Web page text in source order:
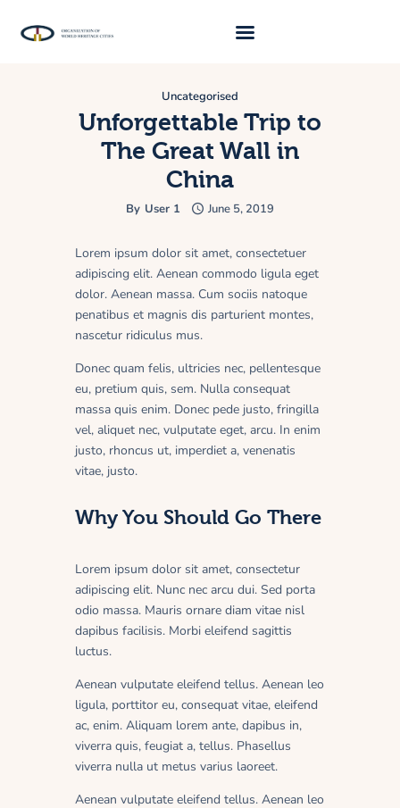
About Us
Traveller 2026
Travel Blog 2026
Requirements
Archive
Contacts
Uncategorised
Unforgettable Trip to
The Great Wall in
China
By User 1 June 5, 2019
Lorem ipsum dolor sit amet, consectetuer
adipiscing elit. Aenean commodo ligula eget
dolor. Aenean massa. Cum sociis natoque
penatibus et magnis dis parturient montes,
nascetur ridiculus mus.
Donec quam felis, ultricies nec, pellentesque
eu, pretium quis, sem. Nulla consequat
massa quis enim. Donec pede justo, fringilla
vel, aliquet nec, vulputate eget, arcu. In enim
justo, rhoncus ut, imperdiet a, venenatis
vitae, justo.
Why You Should Go There
Lorem ipsum dolor sit amet, consectetur
adipiscing elit. Nunc nec arcu dui. Sed porta
odio massa. Mauris ornare diam vitae nisl
dapibus facilisis. Morbi eleifend sagittis
luctus.
Aenean vulputate eleifend tellus. Aenean leo
ligula, porttitor eu, consequat vitae, eleifend
ac, enim. Aliquam lorem ante, dapibus in,
viverra quis, feugiat a, tellus. Phasellus
viverra nulla ut metus varius laoreet.
Aenean vulputate eleifend tellus. Aenean leo